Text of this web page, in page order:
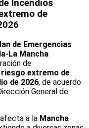
Incendios
de
de Emergencias
La Mancha
de
riesgo extremo de
de 2026, de acuerdo
General de
a la Mancha